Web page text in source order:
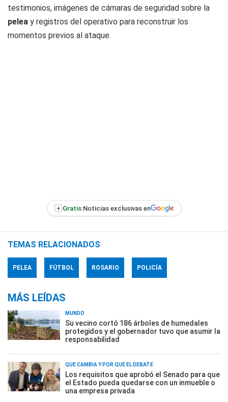
testimonios, imágenes de cámaras de seguridad sobre la
pelea y registros del operativo para reconstruir los
momentos previos al ataque.
+ Gratis:Noticias exclusivas en
TEMAS RELACIONADOS
PELEA FÚTBOL ROSARIO POLICÍA
MÁS LEÍDAS
MUNDO
Su vecino cortó 186 árboles de humedales
protegidos y el gobernador tuvo que asumir la
responsabilidad
QUÉ CAMBIA Y POR QUÉ EL DEBATE
Los requisitos que aprobó el Senado para que
el Estado pueda quedarse con un inmueble o
una empresa privada